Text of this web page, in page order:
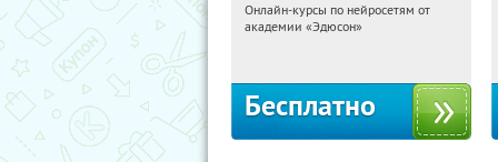
21:19:58 Получили:
Онлайн-курсы по нейросетям от
академии «Эдюсон»
Бесплатно